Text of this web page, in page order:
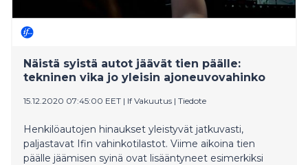
Näistä syistä autot jäävät tien päälle:
tekninen vika jo yleisin ajoneuvovahinko
15.12.2020 07:45:00 EET | If Vakuutus | Tiedote
Henkilöautojen hinaukset yleistyvät jatkuvasti,
paljastavat Ifin vahinkotilastot. Viime aikoina tien
päälle jäämisen syinä ovat lisääntyneet esimerkiksi